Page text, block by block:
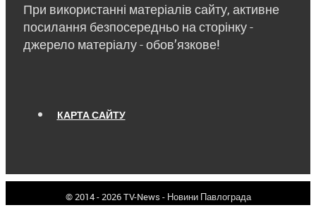
При використанні матеріалів сайту, активне
посилання безпосередньо на сторінку -
джерело матеріалу - обов’язкове!
КАРТА САЙТУ
© 2014 - 2026 TV-News - Новини Павлограда